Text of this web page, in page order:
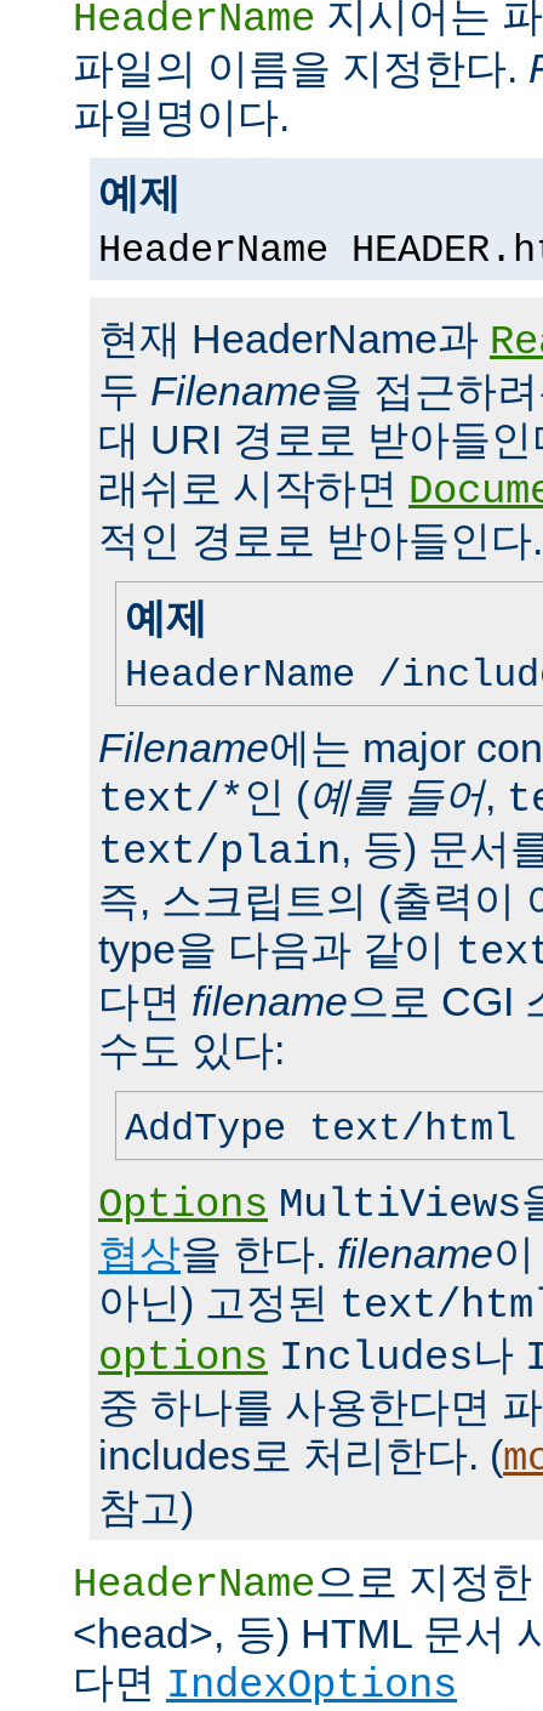
HeaderName 지시어는
파일의 이름을 지정한다.
파일명이다.
예제
HeaderName
현재 HeaderName과
두 Filename을 접근하
대 URI 경로로 받아들
래쉬로 시작하면
적인 경로로 받아들인다.
예제
HeaderName /
Filename에는 major
text/*인 (예를 들어,
text/plain, 등) 문서
즉, 스크립트의 (출력이
type을 다음과 같이
다면 filename으로 CGI
수도 있다:
AddType text/
Options MultiViews
협상을 한다. filename
아닌) 고정된 text/
options Includes나
중 하나를 사용한다면
includes로 처리한다. (
참고)
HeaderName으로 지정
<head>, 등) HTML 문서
다면 IndexOptions